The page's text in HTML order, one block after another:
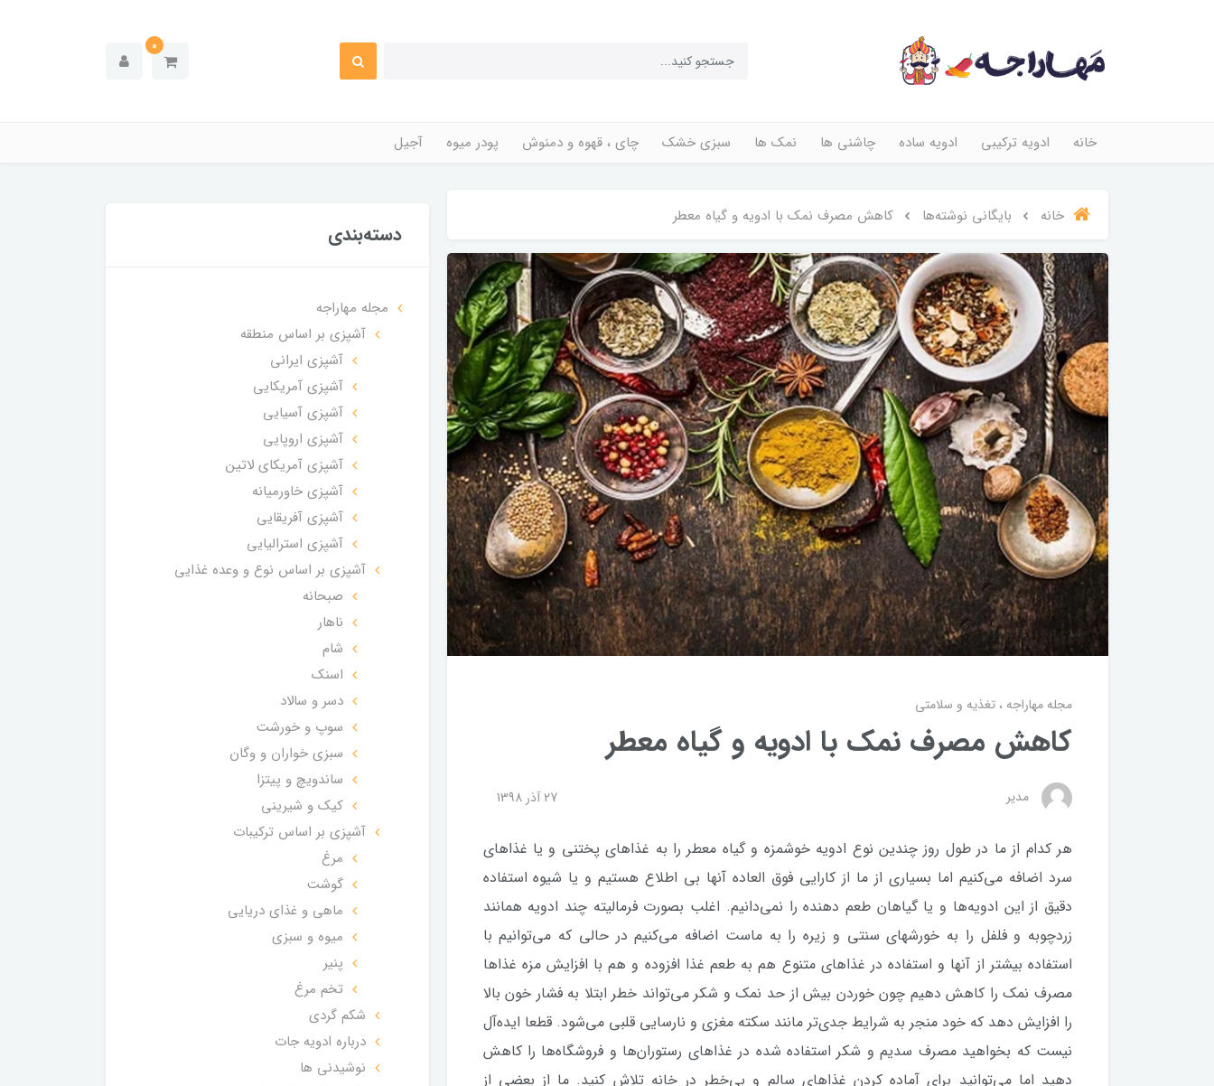
0
خانه ادویه ترکیبی ادویه ساده چاشنی ها نمک ها سبزی خشک چای ، قهوه و دمنوش پودر میوه آجیل
خانه بایگانی نوشته‌ها کاهش مصرف نمک با ادویه و گیاه معطر
مجله مهاراجه تغذیه و سلامتی
کاهش مصرف نمک با ادویه و گیاه معطر
مدیر 27 آذر 1398
هر کدام از ما در طول روز چندین نوع ادویه خوشمزه و گیاه معطر را به غذاهای پختنی و یا غذاهای
سرد اضافه می‌کنیم اما بسیاری از ما از کارایی فوق العاده آنها بی اطلاع هستیم و یا شیوه استفاده
دقیق از این ادویه‌ها و یا گیاهان طعم دهنده را نمی‌دانیم. اغلب بصورت فرمالیته چند ادویه همانند
زردچوبه و فلفل را به خورشهای سنتی و زیره را به ماست اضافه می‌کنیم در حالی که می‌توانیم با
استفاده بیشتر از آنها و استفاده در غذاهای متنوع هم به طعم غذا افزوده و هم با افزایش مزه غذاها
مصرف نمک را کاهش دهیم چون خوردن بیش از حد نمک و شکر می‌تواند خطر ابتلا به فشار خون بالا
را افزایش دهد که خود منجر به شرایط جدی‌تر مانند سکته مغزی و نارسایی قلبی می‌شود. قطعا ایده‌آل
نیست که بخواهید مصرف سدیم و شکر استفاده شده در غذاهای رستوران‌ها و فروشگاه‌ها را کاهش
دهید اما می‌توانید برای آماده کردن غذاهای سالم و بی‌خطر در خانه تلاش کنید. ما از بعضی از
دسته‌بندی
مجله مهاراجه
آشپزی بر اساس منطقه
آشپزی ایرانی
آشپزی آمریکایی
آشپزی آسیایی
آشپزی اروپایی
آشپزی آمریکای لاتین
آشپزی خاورمیانه
آشپزی آفریقایی
آشپزی استرالیایی
آشپزی بر اساس نوع و وعده غذایی
صبحانه
ناهار
شام
اسنک
دسر و سالاد
سوپ و خورشت
سبزی خواران و وگان
ساندویچ و پیتزا
کیک و شیرینی
آشپزی بر اساس ترکیبات
مرغ
گوشت
ماهی و غذای دریایی
میوه و سبزی
پنیر
تخم مرغ
شکم گردی
درباره ادویه جات
نوشیدنی ها